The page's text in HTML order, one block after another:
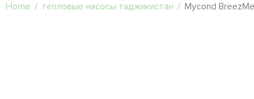
Home / тепловые насосы таджикистан / Mycond BreezMe